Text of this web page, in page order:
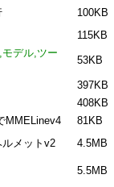
100KB
115KB
モデル,ツー
53KB
397KB
408KB
MMELinev4
81KB
ルメットv2 4.5MB
5.5MB